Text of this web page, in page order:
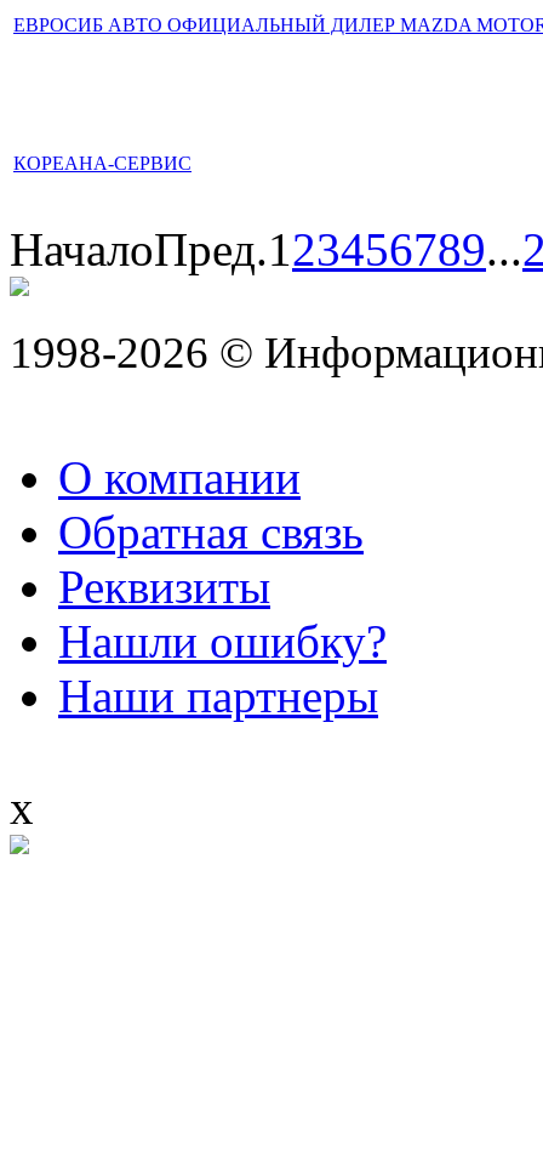
ЕВРОСИБ АВТО ОФИЦИАЛЬНЫЙ ДИЛЕР MAZDA
КОРЕАНА-СЕРВИС
НачалоПред.123456789...
1998-2026 ©
О компании
Обратная связь
Реквизиты
Нашли ошибку?
Наши партнеры
x